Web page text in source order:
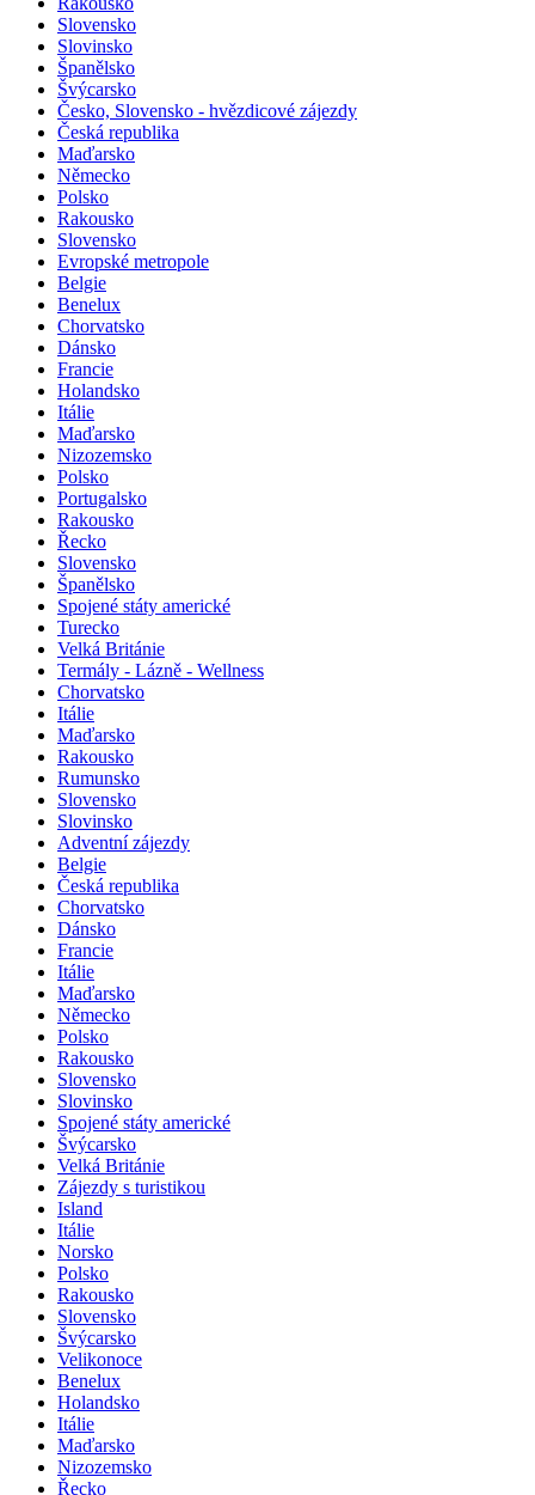
Slovensko
Slovinsko
Španělsko
Švýcarsko
Česko, Slovensko - hvězdicové zájezdy
Česká republika
Maďarsko
Německo
Polsko
Rakousko
Slovensko
Evropské metropole
Belgie
Benelux
Chorvatsko
Dánsko
Francie
Holandsko
Itálie
Maďarsko
Nizozemsko
Polsko
Portugalsko
Rakousko
Řecko
Slovensko
Španělsko
Spojené státy americké
Turecko
Velká Británie
Termály - Lázně - Wellness
Chorvatsko
Itálie
Maďarsko
Rakousko
Rumunsko
Slovensko
Slovinsko
Adventní zájezdy
Belgie
Česká republika
Chorvatsko
Dánsko
Francie
Itálie
Maďarsko
Německo
Polsko
Rakousko
Slovensko
Slovinsko
Spojené státy americké
Švýcarsko
Velká Británie
Zájezdy s turistikou
Island
Itálie
Norsko
Polsko
Rakousko
Slovensko
Švýcarsko
Velikonoce
Benelux
Holandsko
Itálie
Maďarsko
Nizozemsko
Řecko